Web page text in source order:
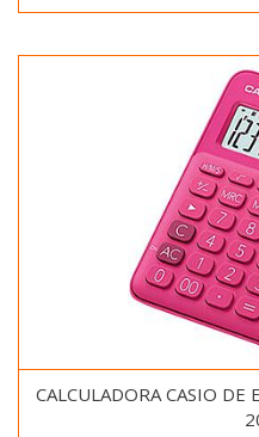
CALCULADORA CASIO